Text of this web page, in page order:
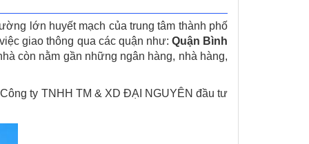
lớn huyết mạch của trung tâm thành phố
giao thông qua các quận như: Quận Bình
còn nằm gần những ngân hàng, nhà hàng,
ty TNHH TM & XD ĐẠI NGUYÊN đầu tư